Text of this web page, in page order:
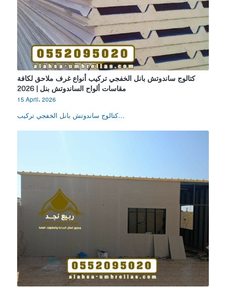
كتالوج ساندوتش بانل الخفجي تركيب أنواع غرف ملاحق لكافة
مقاسات ألواح الساندوتش بنل | 2026
15 April، 2026
كتالوج ساندوتش بانل الخفجي تركيب…